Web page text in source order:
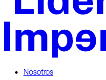
Nosotros